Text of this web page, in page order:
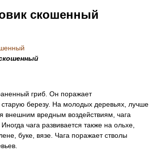
скошенный
гриб. Он поражает
березу. На молодых деревьях, лучше
внешним вредным воздействиям, чага
чага развивается также на ольхе,
буке, вязе. Чага поражает стволы